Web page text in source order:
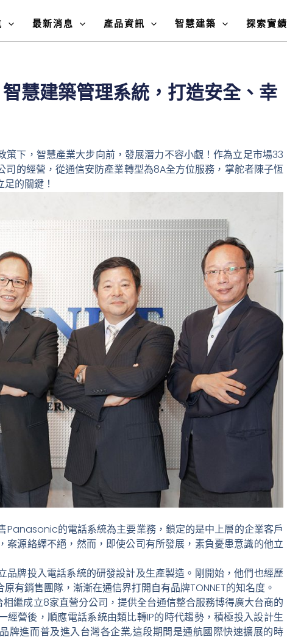
最新消息 產品資訊 智慧建築 探索實績
慧建築管理系統，打造安全、幸
下，智慧產業大步向前，發展潛力不容小覷！作為立足市場33
的經營，從通信安防產業轉型為8A全方位服務，掌舵者陳子恆
的關鍵！
Panasonic的電話系統為主要業務，鎖定的是中上層的企業客戶
源絡繹不絕，然而，即使公司有所發展，素負憂患意識的他立
牌投入電話系統的研發設計及生產製造。剛開始，他們也經歷
有銷售團隊，漸漸在通信界打開自有品牌TONNET的知名度。
繼成立8家直營分公司，提供全台通信整合服務博得廣大台商的
經營後，順應電話系統由類比轉IP的時代趨勢，積極投入設計生
牌進而普及進入台灣各企業,這段期間是通航國際快速擴展的時